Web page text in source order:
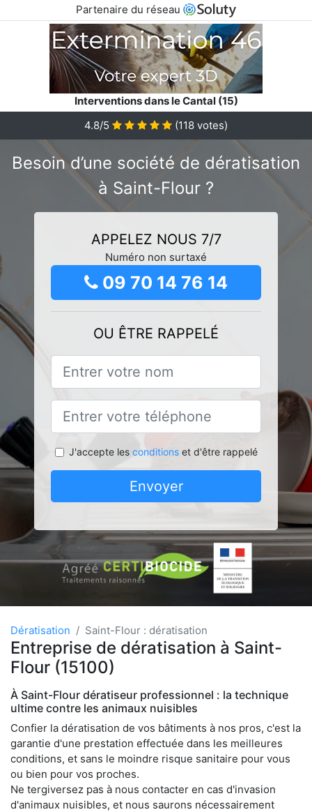
Partenaire du réseau
Interventions dans le Cantal (15)
4.8/5
(118 votes)
Besoin d’une société de dératisation
à Saint-Flour ?
APPELEZ NOUS 7/7
Numéro non surtaxé
09 70 14 76 14
OU ÊTRE RAPPELÉ
J'accepte les conditionset d'être rappelé
Envoyer
Dératisation Saint-Flour : dératisation
Entreprise de dératisation à Saint-
Flour (15100)
À Saint-Flour dératiseur professionnel : la technique
ultime contre les animaux nuisibles
Confier la dératisation de vos bâtiments à nos pros, c'est la
garantie d'une prestation effectuée dans les meilleures
conditions, et sans le moindre risque sanitaire pour vous
ou bien pour vos proches.
Ne tergiversez pas à nous contacter en cas d'invasion
d'animaux nuisibles, et nous saurons nécessairement